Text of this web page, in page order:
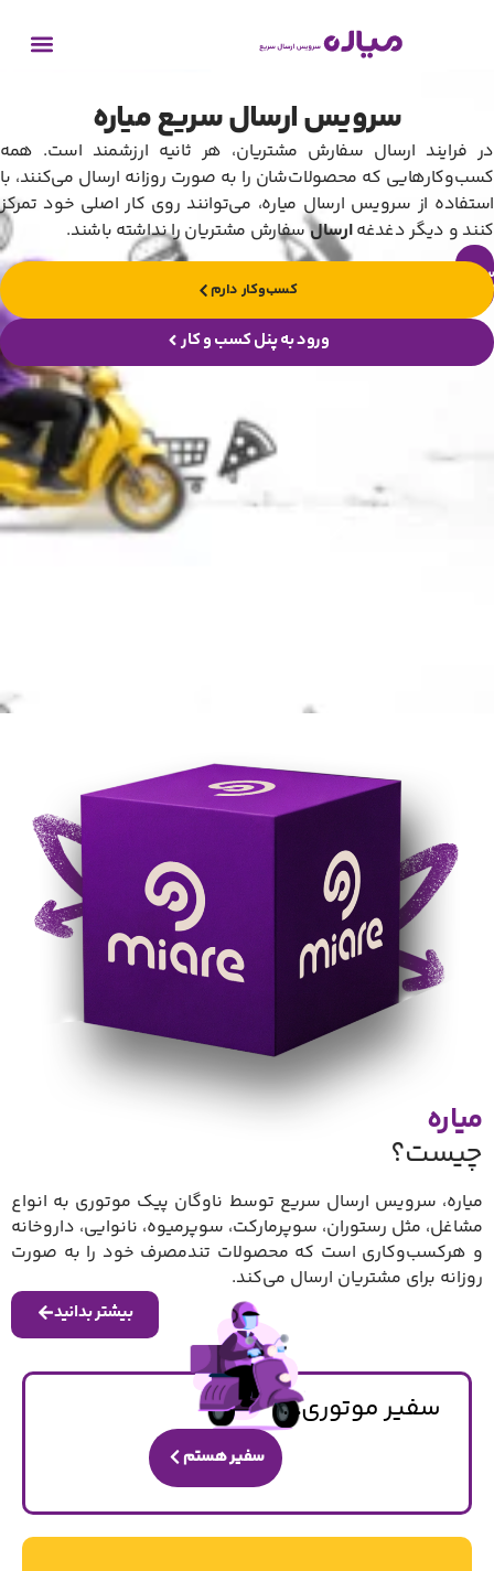
سرویس ارسال سریع میاره
در فرایند ارسال سفارش مشتریان، هر ثانیه ارزشمند است. همه
کسب‌وکارهایی که محصولات‌شان را به صورت روزانه ارسال می‌کنند، با
استفاده از سرویس ارسال میاره، می‌توانند روی کار اصلی خود تمرکز
کنند و دیگر دغدغهارسالسفارش مشتریان را نداشته باشند.
سفیر
کسب‌و‌کار دارم
ورود به پنل کسب و کار
میاره
چیست؟
میاره، سرویس ارسال سریع توسط ناوگان پیک موتوری به انواع
مشاغل، مثل رستوران، سوپرمارکت، سوپرمیوه، نانوایی، داروخانه
و هرکسب‌وکاری است که محصولات تندمصرف خود را به صورت
روزانه برای مشتریان ارسال می‌کند.
بیشتر بدانید
سفیر موتوری...
سفیر هستم